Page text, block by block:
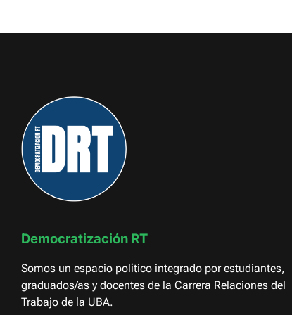
Democratización RT
Somos un espacio político integrado por estudiantes,
graduados/as y docentes de la Carrera Relaciones del
Trabajo de la UBA.